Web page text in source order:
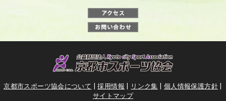
京都市スポーツ協会について 採用情報 リンク集 個人情報保護方針
サイトマップ